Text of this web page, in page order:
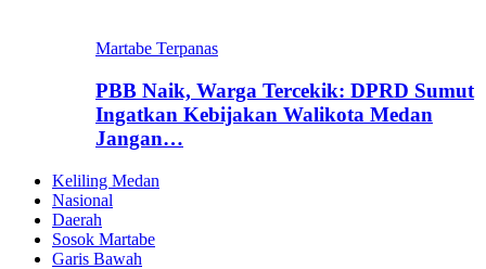
Martabe Terpanas
PBB Naik, Warga Tercekik: DPRD Sumut
Ingatkan Kebijakan Walikota Medan
Jangan…
Keliling Medan
Nasional
Daerah
Sosok Martabe
Garis Bawah